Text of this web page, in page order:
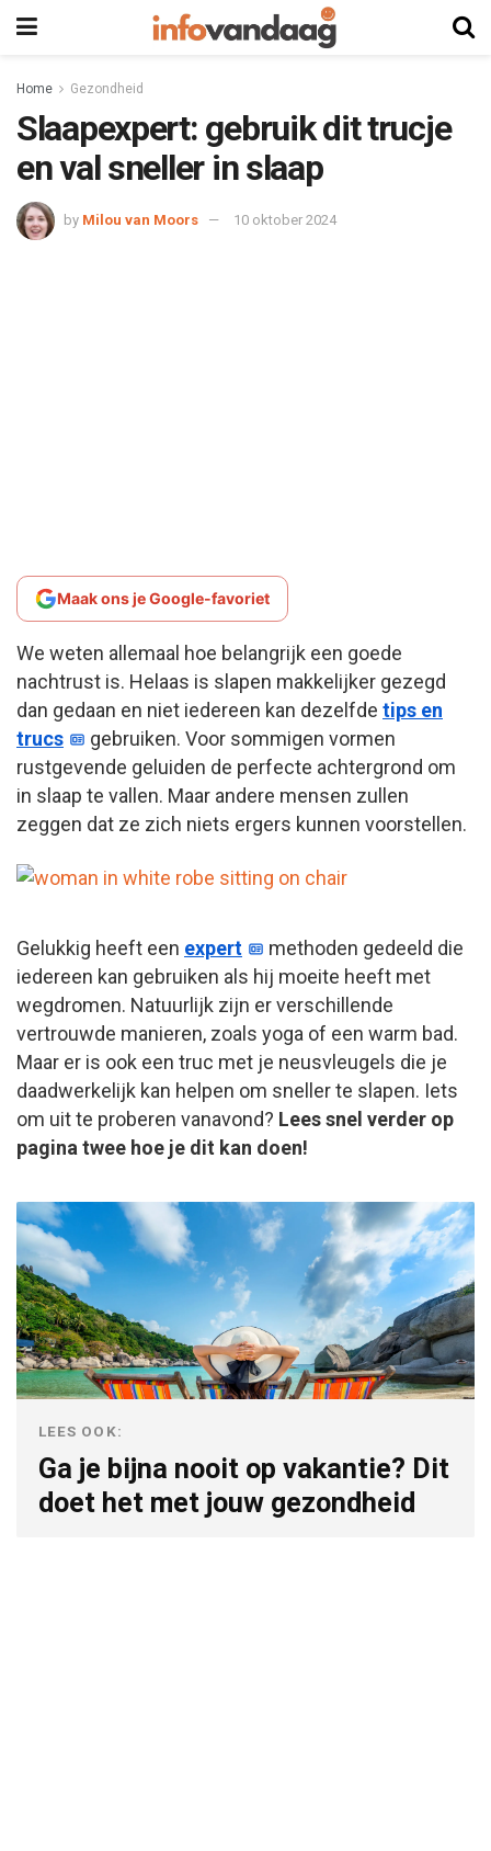
Home Gezondheid
Slaapexpert: gebruik dit trucje
en val sneller in slaap
by Milou van Moors 10 oktober 2024
Maak ons je Google-favoriet
We weten allemaal hoe belangrijk een goede
nachtrust is. Helaas is slapen makkelijker gezegd
dan gedaan en niet iedereen kan dezelfde tips en
trucs
gebruiken. Voor sommigen vormen
rustgevende geluiden de perfecte achtergrond om
in slaap te vallen. Maar andere mensen zullen
zeggen dat ze zich niets ergers kunnen voorstellen.
Gelukkig heeft een expert
methoden gedeeld die
iedereen kan gebruiken als hij moeite heeft met
wegdromen. Natuurlijk zijn er verschillende
vertrouwde manieren, zoals yoga of een warm bad.
Maar er is ook een truc met je neusvleugels die je
daadwerkelijk kan helpen om sneller te slapen. Iets
om uit te proberen vanavond? Lees snel verder op
pagina twee hoe je dit kan doen!
LEES OOK:
Ga je bijna nooit op vakantie? Dit
doet het met jouw gezondheid